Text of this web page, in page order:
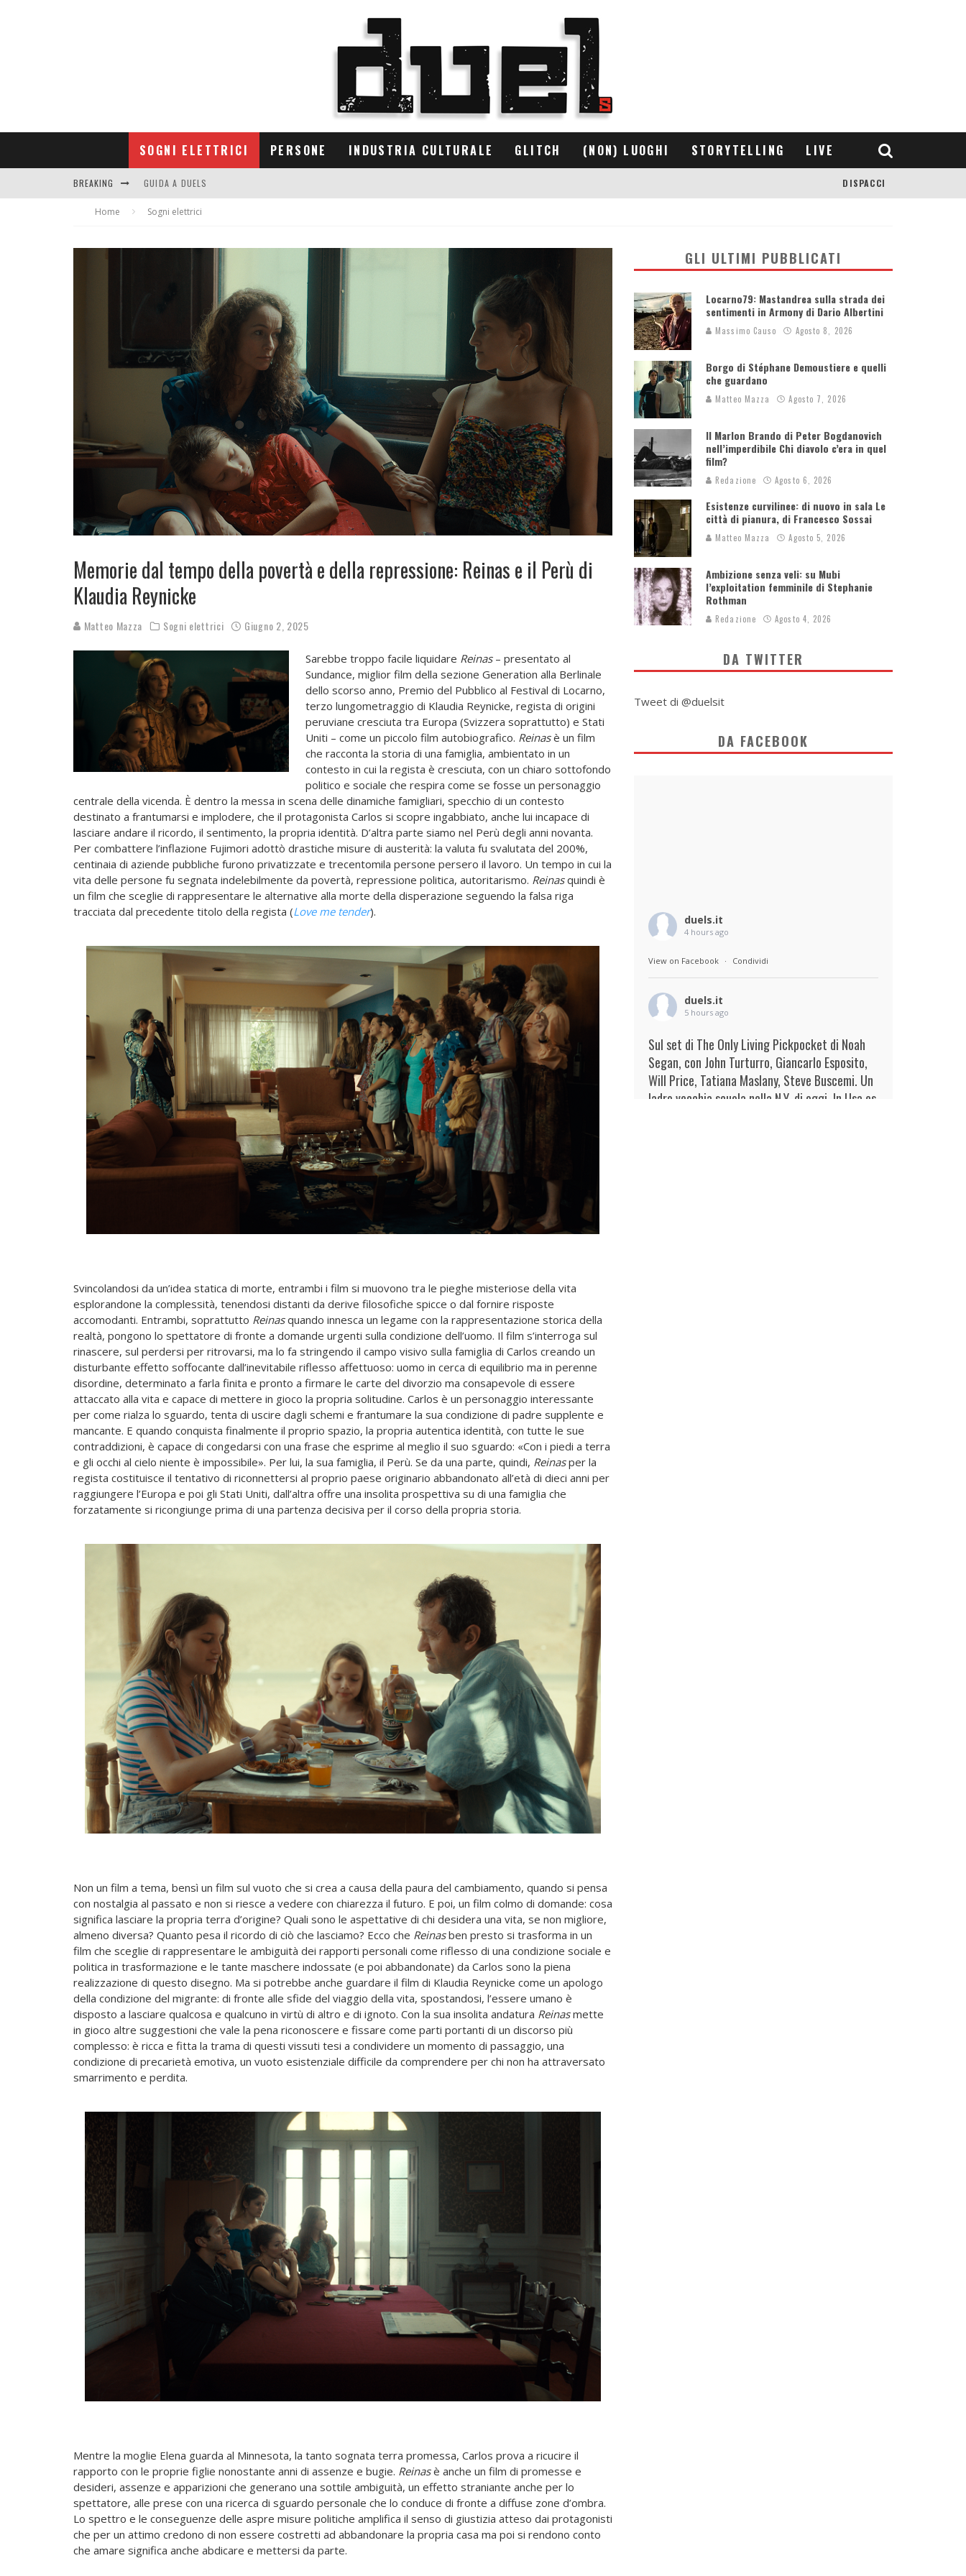
SOGNI ELETTRICI PERSONE INDUSTRIA CULTURALE GLITCH (NON) LUOGHI STORYTELLING LIVE
BREAKING DISPACCI
Home Sogni elettrici
Memorie dal tempo della povertà e della repressione: Reinas e il Perù di
Klaudia Reynicke
Matteo Mazza Sogni elettrici Giugno 2, 2025
Sarebbe troppo facile liquidare Reinas– presentato al
Sundance, miglior film della sezione Generation alla Berlinale
dello scorso anno, Premio del Pubblico al Festival di Locarno,
terzo lungometraggio di Klaudia Reynicke, regista di origini
peruviane cresciuta tra Europa (Svizzera soprattutto) e Stati
Uniti – come un piccolo film autobiografico. Reinasè un film
che racconta la storia di una famiglia, ambientato in un
contesto in cui la regista è cresciuta, con un chiaro sottofondo
politico e sociale che respira come se fosse un personaggio
centrale della vicenda. È dentro la messa in scena delle dinamiche famigliari, specchio di un contesto
destinato a frantumarsi e implodere, che il protagonista Carlos si scopre ingabbiato, anche lui incapace di
lasciare andare il ricordo, il sentimento, la propria identità. D’altra parte siamo nel Perù degli anni novanta.
Per combattere l’inflazione Fujimori adottò drastiche misure di austerità: la valuta fu svalutata del 200%,
centinaia di aziende pubbliche furono privatizzate e trecentomila persone persero il lavoro. Un tempo in cui la
vita delle persone fu segnata indelebilmente da povertà, repressione politica, autoritarismo. Reinasquindi è
un film che sceglie di rappresentare le alternative alla morte della disperazione seguendo la falsa riga
tracciata dal precedente titolo della regista (Love me tender).
Svincolandosi da un’idea statica di morte, entrambi i film si muovono tra le pieghe misteriose della vita
esplorandone la complessità, tenendosi distanti da derive filosofiche spicce o dal fornire risposte
accomodanti. Entrambi, soprattutto Reinasquando innesca un legame con la rappresentazione storica della
realtà, pongono lo spettatore di fronte a domande urgenti sulla condizione dell’uomo. Il film s’interroga sul
rinascere, sul perdersi per ritrovarsi, ma lo fa stringendo il campo visivo sulla famiglia di Carlos creando un
disturbante effetto soffocante dall’inevitabile riflesso affettuoso: uomo in cerca di equilibrio ma in perenne
disordine, determinato a farla finita e pronto a firmare le carte del divorzio ma consapevole di essere
attaccato alla vita e capace di mettere in gioco la propria solitudine. Carlos è un personaggio interessante
per come rialza lo sguardo, tenta di uscire dagli schemi e frantumare la sua condizione di padre supplente e
mancante. E quando conquista finalmente il proprio spazio, la propria autentica identità, con tutte le sue
contraddizioni, è capace di congedarsi con una frase che esprime al meglio il suo sguardo: «Con i piedi a terra
e gli occhi al cielo niente è impossibile». Per lui, la sua famiglia, il Perù. Se da una parte, quindi, Reinasper la
regista costituisce il tentativo di riconnettersi al proprio paese originario abbandonato all’età di dieci anni per
raggiungere l’Europa e poi gli Stati Uniti, dall’altra offre una insolita prospettiva su di una famiglia che
forzatamente si ricongiunge prima di una partenza decisiva per il corso della propria storia.
Non un film a tema, bensì un film sul vuoto che si crea a causa della paura del cambiamento, quando si pensa
con nostalgia al passato e non si riesce a vedere con chiarezza il futuro. E poi, un film colmo di domande: cosa
significa lasciare la propria terra d’origine? Quali sono le aspettative di chi desidera una vita, se non migliore,
almeno diversa? Quanto pesa il ricordo di ciò che lasciamo? Ecco che Reinasben presto si trasforma in un
film che sceglie di rappresentare le ambiguità dei rapporti personali come riflesso di una condizione sociale e
politica in trasformazione e le tante maschere indossate (e poi abbandonate) da Carlos sono la piena
realizzazione di questo disegno. Ma si potrebbe anche guardare il film di Klaudia Reynicke come un apologo
della condizione del migrante: di fronte alle sfide del viaggio della vita, spostandosi, l’essere umano è
disposto a lasciare qualcosa e qualcuno in virtù di altro e di ignoto. Con la sua insolita andatura Reinasmette
in gioco altre suggestioni che vale la pena riconoscere e fissare come parti portanti di un discorso più
complesso: è ricca e fitta la trama di questi vissuti tesi a condividere un momento di passaggio, una
condizione di precarietà emotiva, un vuoto esistenziale difficile da comprendere per chi non ha attraversato
smarrimento e perdita.
Mentre la moglie Elena guarda al Minnesota, la tanto sognata terra promessa, Carlos prova a ricucire il
rapporto con le proprie figlie nonostante anni di assenze e bugie. Reinasè anche un film di promesse e
desideri, assenze e apparizioni che generano una sottile ambiguità, un effetto straniante anche per lo
spettatore, alle prese con una ricerca di sguardo personale che lo conduce di fronte a diffuse zone d’ombra.
Lo spettro e le conseguenze delle aspre misure politiche amplifica il senso di giustizia atteso dai protagonisti
che per un attimo credono di non essere costretti ad abbandonare la propria casa ma poi si rendono conto
che amare significa anche abdicare e mettersi da parte.
GLI ULTIMI PUBBLICATI
Locarno79: Mastandrea sulla strada dei
sentimenti in Armony di Dario Albertini
Massimo Causo Agosto 8, 2026
Borgo di Stéphane Demoustiere e quelli
che guardano
Matteo Mazza Agosto 7, 2026
Il Marlon Brando di Peter Bogdanovich
nell’imperdibile Chi diavolo c’era in quel
film?
Redazione Agosto 6, 2026
Esistenze curvilinee: di nuovo in sala Le
città di pianura, di Francesco Sossai
Matteo Mazza Agosto 5, 2026
Ambizione senza veli: su Mubi
l’exploitation femminile di Stephanie
Rothman
Redazione Agosto 4, 2026
DA TWITTER
Tweet di @duelsit
DA FACEBOOK
duels.it
4 hours ago
View on Facebook · Condividi
duels.it
5 hours ago
Sul set di The Only Living Pickpocket di Noah
Segan, con John Turturro, Giancarlo Esposito,
Will Price, Tatiana Maslany, Steve Buscemi. Un
ladro vecchia scuola nella N.Y. di oggi. In Usa es